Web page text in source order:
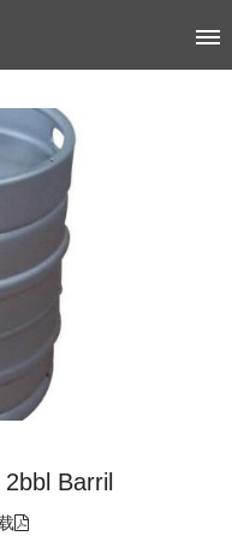
Barril